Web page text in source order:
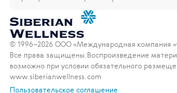
© 1996–2026 ООО «Международная компания
Все права защищены. Воспроизведение
возможно при условии обязательного
www.siberianwellness.com
Пользовательское соглашение